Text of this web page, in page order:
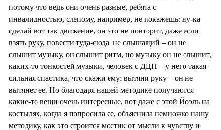
потому что ведь они очень разные, ребята с
инвалидностью, слепому, например, не покажешь: ну-ка
сделай вот так движение, он это не повторит, даже если
взять руку, повести туда-сюда, не слышащий – он не
слышит музыку, он слышит ритм, но музыку он не слышит,
каких-то тонкостей музыки, человек с ДЦП – у него такая
сильная спастика, что скажи ему: вытяни руку – он не
вытянет ее. Но благодаря нашей методике получаются
какие-то вещи очень интересные, вот даже с этой Йоэль на
костылях, когда я попросила ее, объяснила немножко нашу
методику, как это строится мостик от мысли к чувству и